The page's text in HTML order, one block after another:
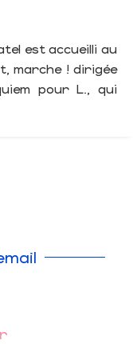
est accueilli au
marche ! dirigée
pour L., qui